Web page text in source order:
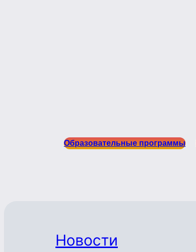
Образовательные программы
Новости